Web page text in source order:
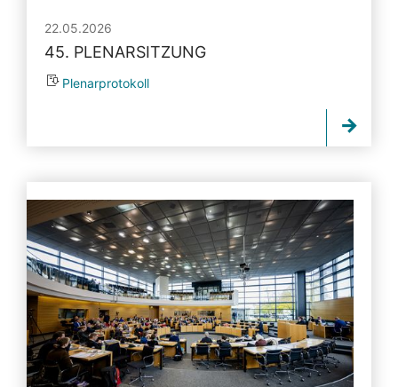
22.05.2026
45. PLENARSITZUNG
Plenarprotokoll